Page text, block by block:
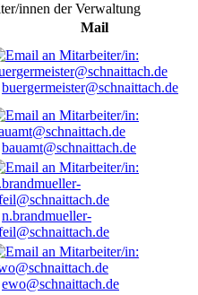
innen der Verwaltung
Mail
buergermeister@schnaittach.de
bauamt@schnaittach.de
n.brandmueller-
ewo@schnaittach.de